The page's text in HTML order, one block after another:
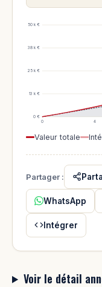
0 €
13 k €
25 k €
38 k €
50 k €
0 4
Valeur totale
Partager :
WhatsApp
Intégrer
Voir le détail